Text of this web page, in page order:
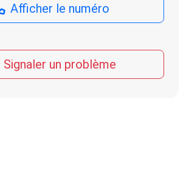
Afficher le numéro
Signaler un problème